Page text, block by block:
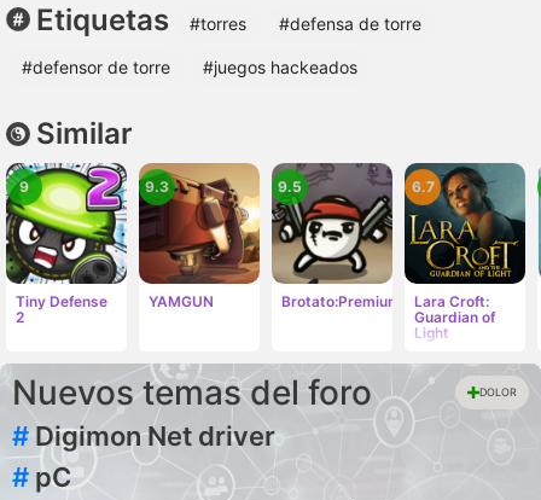
Etiquetas #torres #defensa de torre
#defensor de torre #juegos hackeados
Similar
Tiny Defense
2
9
YAMGUN
9.3
Brotato:Premium
9.5
Lara Croft:
Guardian of
Light
6.7
Nuevos temas del foro DOLOR
# Digimon Net driver
# pC